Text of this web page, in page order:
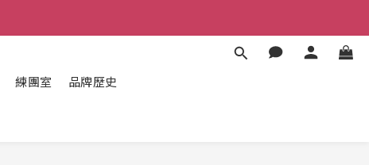
練團室
品牌歷史